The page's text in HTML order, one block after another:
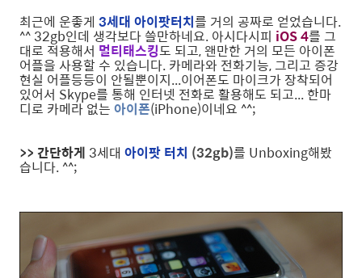
최근에 운좋게 3세대 아이팟터치를 거의 공짜로 얻었습니다.
^^ 32gb인데 생각보다 쓸만하네요. 아시다시피 iOS 4를 그
대로 적용해서 멀티태스킹도 되고, 왠만한 거의 모든 아이폰
어플을 사용할 수 있습니다. 카메라와 전화기능, 그리고 증강
현실 어플등등이 안될뿐이지...이어폰도 마이크가 장착되어
있어서 Skype를 통해 인터넷 전화로 활용해도 되고... 한마
디로 카메라 없는 아이폰(iPhone)이네요 ^^;
>> 간단하게 3세대 아이팟 터치 (32gb)를 Unboxing해봤
습니다. ^^;